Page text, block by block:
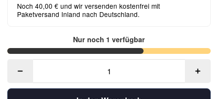
Noch 40,00 € und wir versenden kostenfrei mit
Paketversand Inland nach Deutschland.
Nur noch 1 verfügbar